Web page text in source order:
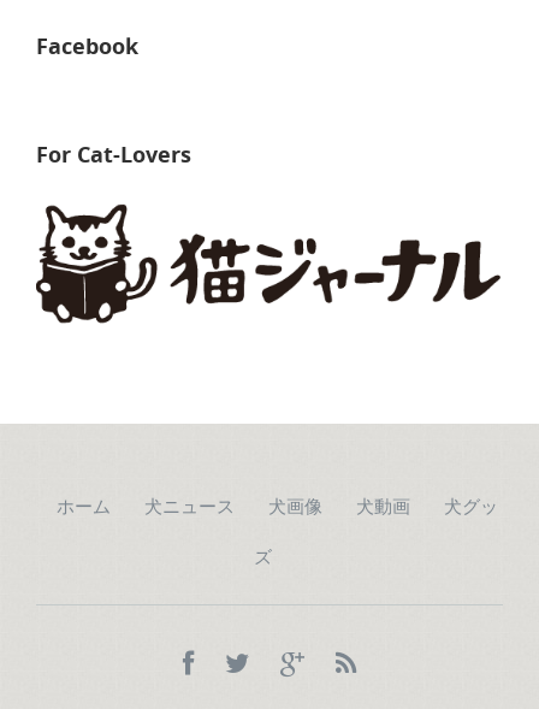
Facebook
For Cat-Lovers
ホーム 犬ニュース 犬画像 犬動画 犬グッ
ズ